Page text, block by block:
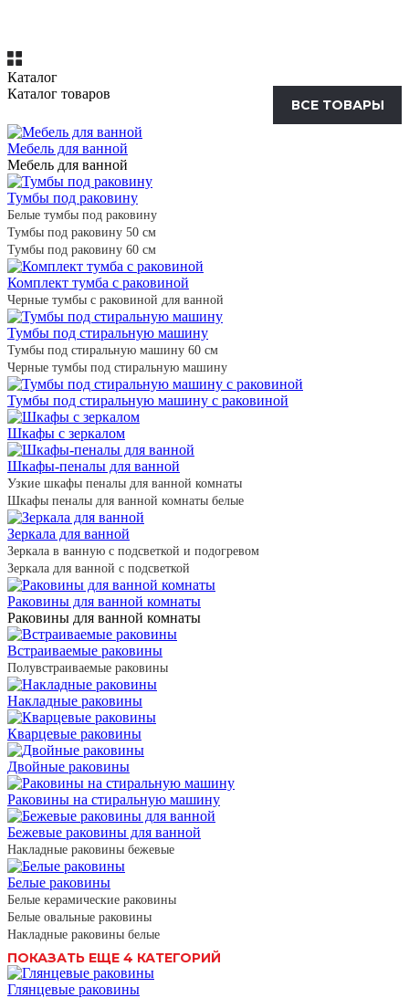
Каталог
Каталог товаров
ВСЕ ТОВАРЫ
Мебель для ванной
Мебель для ванной
Тумбы под раковину
Белые тумбы под раковину
Тумбы под раковину 50 см
Тумбы под раковину 60 см
Комплект тумба с раковиной
Черные тумбы с раковиной для ванной
Тумбы под стиральную машину
Тумбы под стиральную машину 60 см
Черные тумбы под стиральную машину
Тумбы под стиральную машину с раковиной
Шкафы с зеркалом
Шкафы-пеналы для ванной
Узкие шкафы пеналы для ванной комнаты
Шкафы пеналы для ванной комнаты белые
Зеркала для ванной
Зеркала в ванную с подсветкой и подогревом
Зеркала для ванной с подсветкой
Раковины для ванной комнаты
Раковины для ванной комнаты
Встраиваемые раковины
Полувстраиваемые раковины
Накладные раковины
Кварцевые раковины
Двойные раковины
Раковины на стиральную машину
Бежевые раковины для ванной
Накладные раковины бежевые
Белые раковины
Белые керамические раковины
Белые овальные раковины
Накладные раковины белые
ПОКАЗАТЬ ЕЩЕ 4 КАТЕГОРИЙ
Глянцевые раковины